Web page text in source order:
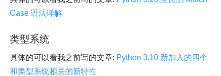
Case 语法详解
类型系统
具体的可以看我之前写的文章: Python 3.10 新加入的四个
和类型系统相关的新特性